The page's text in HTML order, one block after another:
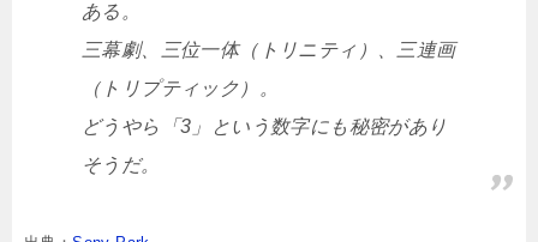
ある。
三幕劇、三位一体（トリニティ）、三連画
（トリプティック）。
どうやら「3」という数字にも秘密があり
そうだ。